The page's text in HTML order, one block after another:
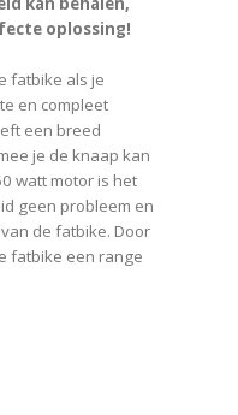
oplossing!
fatbike als je
en compleet
een breed
je de knaap kan
watt motor is het
geen probleem en
de fatbike. Door
fatbike een range